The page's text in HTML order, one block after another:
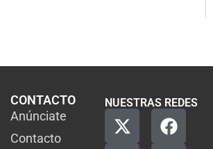
CONTACTO
Anúnciate
Contacto
NUESTRAS REDES